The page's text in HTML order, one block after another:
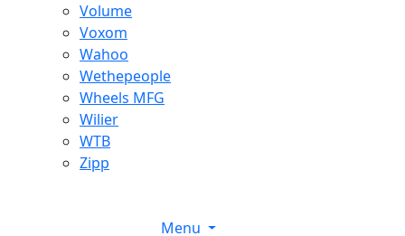
Volume
Voxom
Wahoo
Wethepeople
Wheels MFG
Wilier
WTB
Zipp
Menu